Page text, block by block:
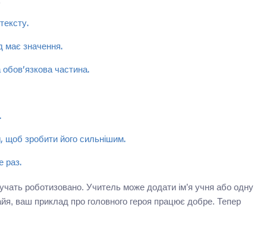
має значення.
частина.
щоб зробити його сильнішим.
раз.
роботизовано. Учитель може додати ім’я учня або одну
ваш приклад про головного героя працює добре. Тепер